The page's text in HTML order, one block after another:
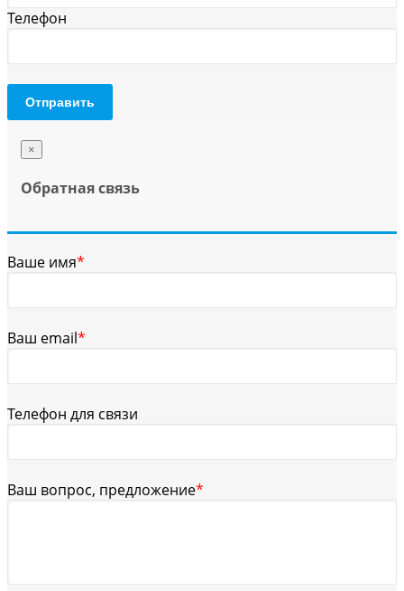
Телефон
Отправить
×
Обратная связь
Ваше имя*
Ваш email*
Телефон для связи
Ваш вопрос, предложение*